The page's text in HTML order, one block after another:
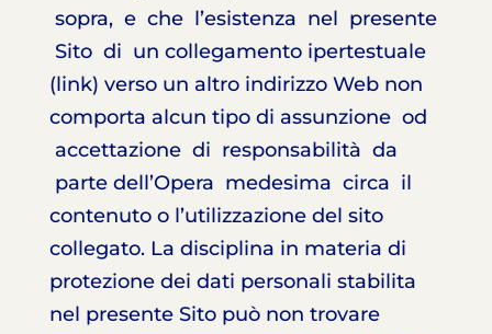
sopra, e che l’esistenza nel presente
Sito di un collegamento ipertestuale
(link) verso un altro indirizzo Web non
comporta alcun tipo di assunzione od
accettazione di responsabilità da
parte dell’Opera medesima circa il
contenuto o l’utilizzazione del sito
collegato. La disciplina in materia di
protezione dei dati personali stabilita
nel presente Sito può non trovare